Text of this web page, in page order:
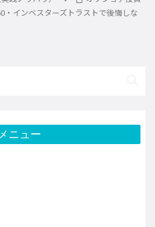
・インベスターズトラストで後悔しな
メニュー